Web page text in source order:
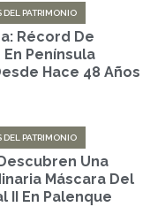
DEL PATRIMONIO
Récord De
En Península
Hace 48 Años
DEL PATRIMONIO
Una
Máscara Del
II En Palenque